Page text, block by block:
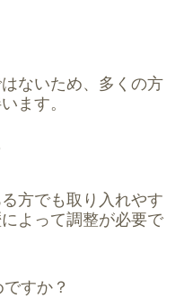
ないため、多くの方
ます。
方でも取り入れやす
よって調整が必要で
すか？